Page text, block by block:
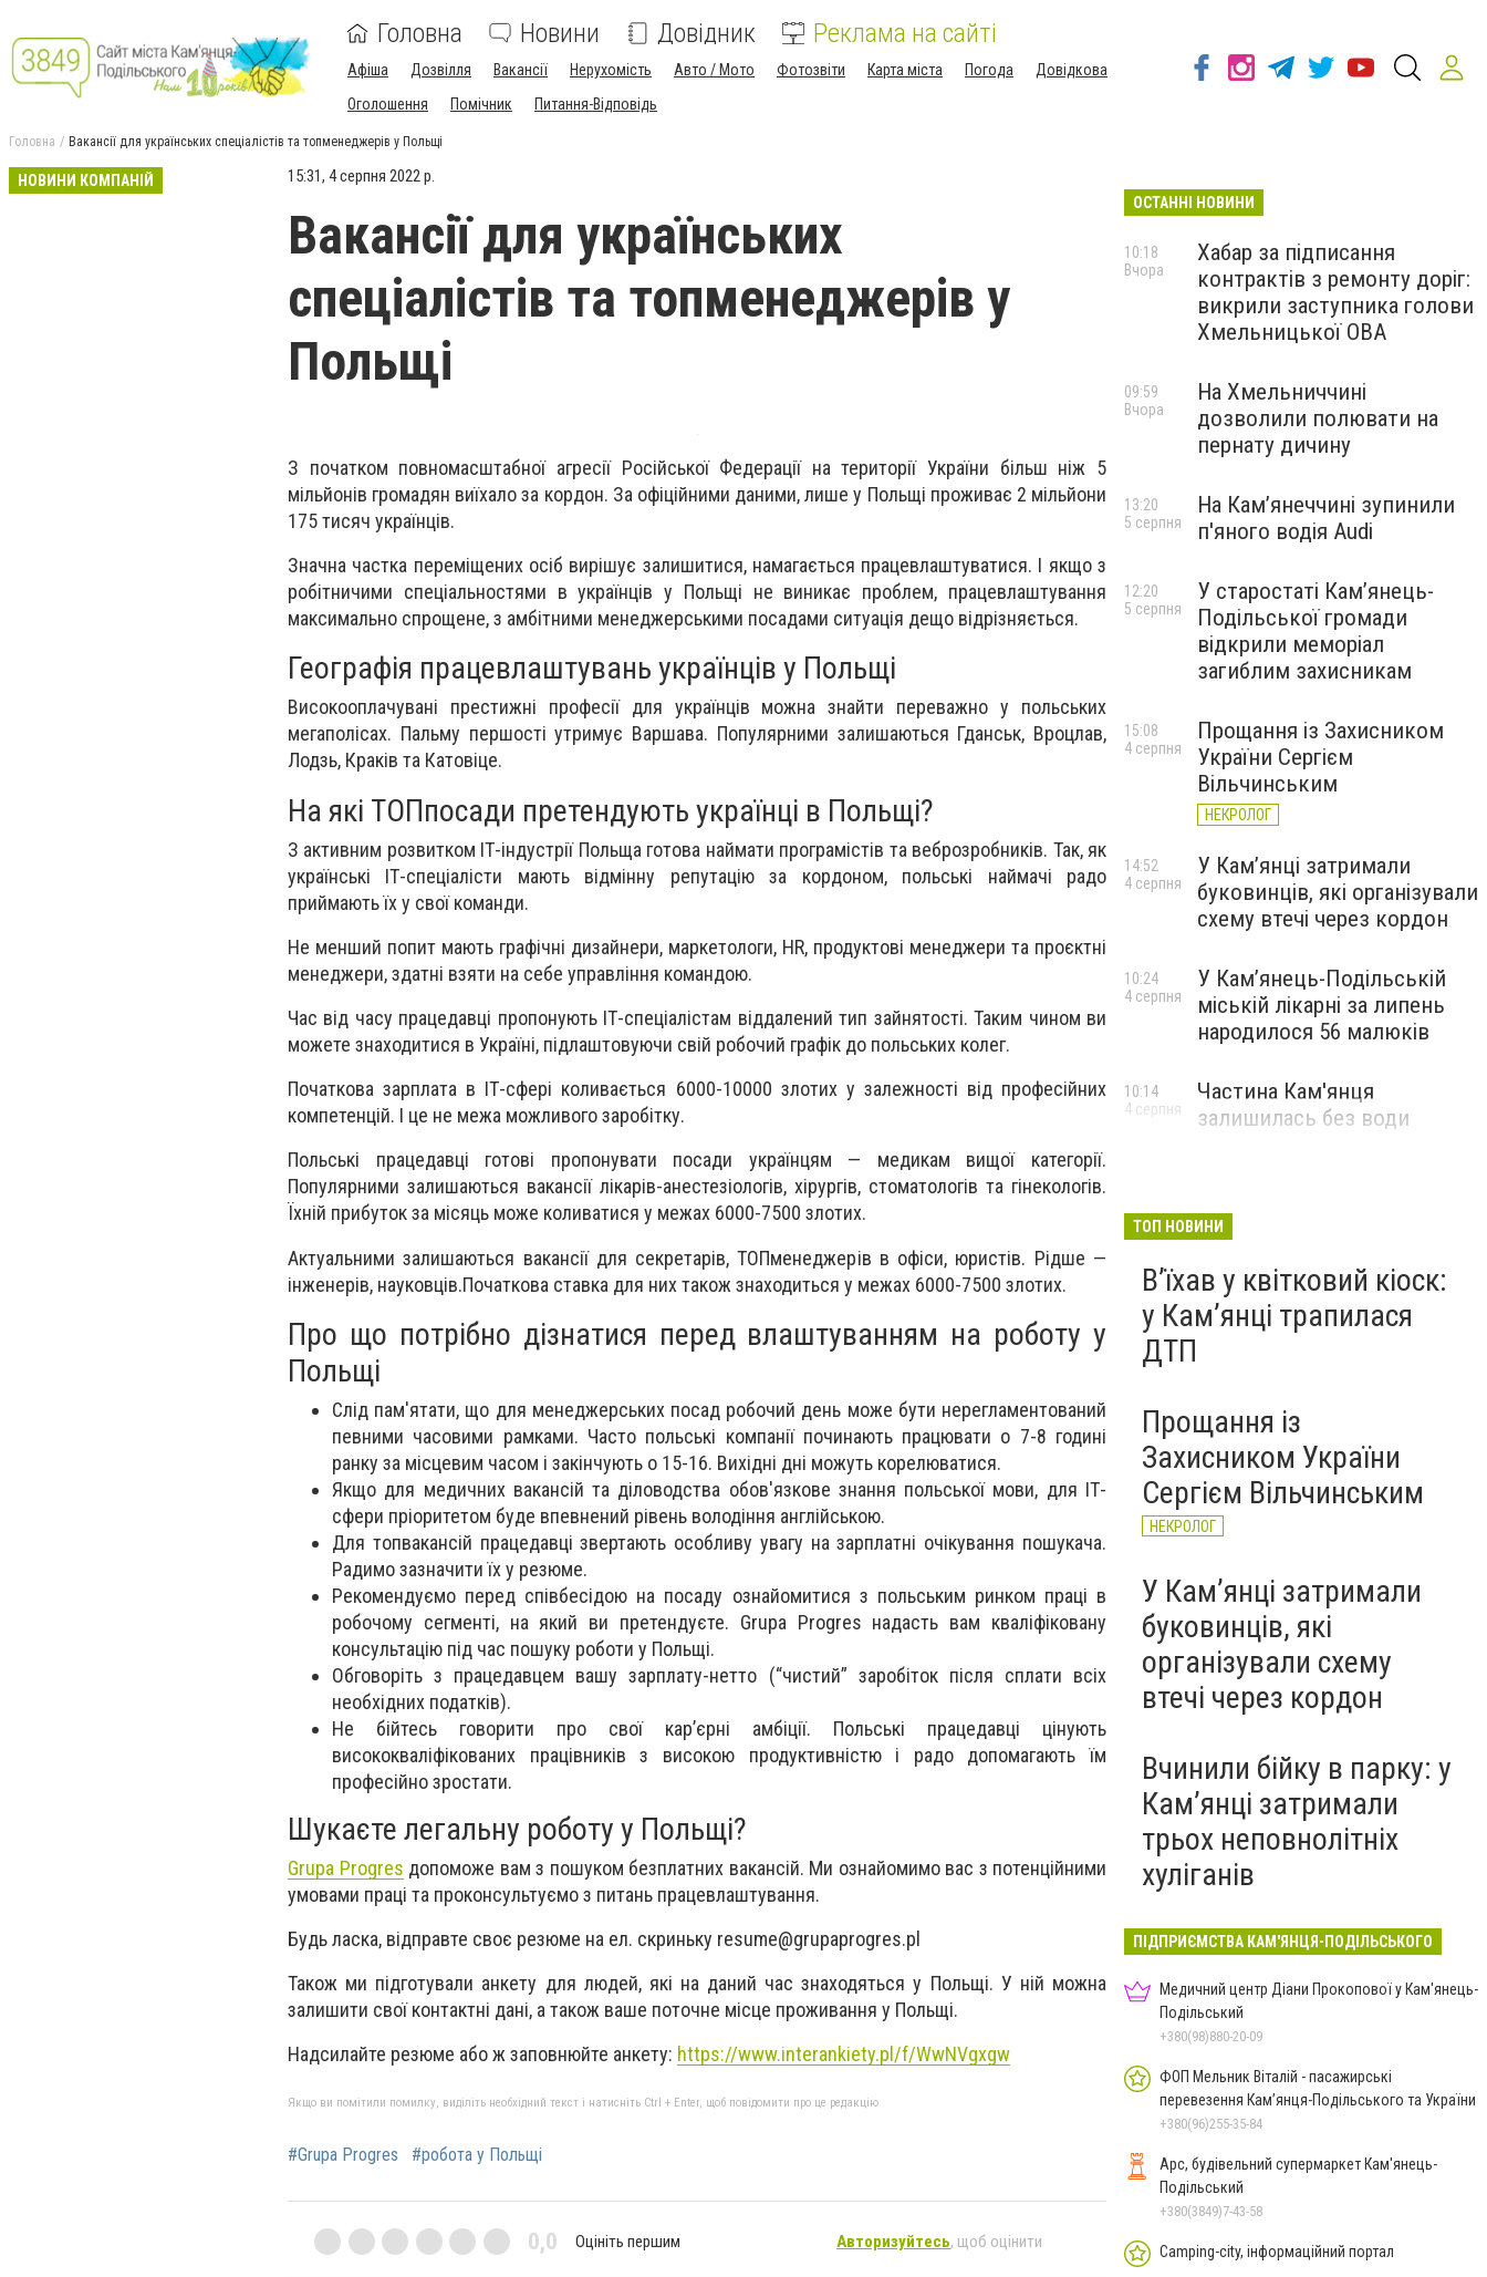
Головна Новини Довідник Реклама на сайті
Афіша Дозвілля Вакансії Нерухомість Авто / Мото Фотозвіти Карта міста Погода
Довідкова
Оголошення
Помічник Питання-Відповідь
Головна Вакансії для українських спеціалістів та топменеджерів у Польщі
НОВИНИ КОМПАНІЙ 15:31, 4 серпня 2022 р.
Вакансії для українських
спеціалістів та топменеджерів у
Польщі
З початком повномасштабної агресії Російської Федерації на території України більш ніж 5
мільйонів громадян виїхало за кордон. За офіційними даними, лише у Польщі проживає 2 мільйони
175 тисяч українців.
Значна частка переміщених осіб вирішує залишитися, намагається працевлаштуватися. І якщо з
робітничими спеціальностями в українців у Польщі не виникає проблем, працевлаштування
максимально спрощене, з амбітними менеджерськими посадами ситуація дещо відрізняється.
Географія працевлаштувань українців у Польщі
Високооплачувані престижні професії для українців можна знайти переважно у польських
мегаполісах. Пальму першості утримує Варшава. Популярними залишаються Гданськ, Вроцлав,
Лодзь, Краків та Катовіце.
На які ТОПпосади претендують українці в Польщі?
З активним розвитком ІТ-індустрії Польща готова наймати програмістів та веброзробників. Так, як
українські ІТ-спеціалісти мають відмінну репутацію за кордоном, польські наймачі радо
приймають їх у свої команди.
Не менший попит мають графічні дизайнери, маркетологи, HR, продуктові менеджери та проєктні
менеджери, здатні взяти на себе управління командою.
Час від часу працедавці пропонують ІТ-спеціалістам віддалений тип зайнятості. Таким чином ви
можете знаходитися в Україні, підлаштовуючи свій робочий графік до польських колег.
Початкова зарплата в ІТ-сфері коливається 6000-10000 злотих у залежності від професійних
компетенцій. І це не межа можливого заробітку.
Польські працедавці готові пропонувати посади українцям — медикам вищої категорії.
Популярними залишаються вакансії лікарів-анестезіологів, хірургів, стоматологів та гінекологів.
Їхній прибуток за місяць може коливатися у межах 6000-7500 злотих.
Актуальними залишаються вакансії для секретарів, ТОПменеджерів в офіси, юристів. Рідше —
інженерів, науковців.Початкова ставка для них також знаходиться у межах 6000-7500 злотих.
Про що потрібно дізнатися перед влаштуванням на роботу у
Польщі
Слід пам'ятати, що для менеджерських посад робочий день може бути нерегламентований
певними часовими рамками. Часто польські компанії починають працювати о 7-8 годині
ранку за місцевим часом і закінчують о 15-16. Вихідні дні можуть корелюватися.
Якщо для медичних вакансій та діловодства обов'язкове знання польської мови, для ІТ-
сфери пріоритетом буде впевнений рівень володіння англійською.
Для топвакансій працедавці звертають особливу увагу на зарплатні очікування пошукача.
Радимо зазначити їх у резюме.
Рекомендуємо перед співбесідою на посаду ознайомитися з польським ринком праці в
робочому сегменті, на який ви претендуєте. Grupa Progres надасть вам кваліфіковану
консультацію під час пошуку роботи у Польщі.
Обговоріть з працедавцем вашу зарплату-нетто (“чистий” заробіток після сплати всіх
необхідних податків).
Не бійтесь говорити про свої кар’єрні амбіції. Польські працедавці цінують
висококваліфікованих працівників з високою продуктивністю і радо допомагають їм
професійно зростати.
Шукаєте легальну роботу у Польщі?
Grupa Progres допоможе вам з пошуком безплатних вакансій. Ми ознайомимо вас з потенційними
умовами праці та проконсультуємо з питань працевлаштування.
Будь ласка, відправте своє резюме на ел. скриньку resume@grupaprogres.pl
Також ми підготували анкету для людей, які на даний час знаходяться у Польщі. У ній можна
залишити свої контактні дані, а також ваше поточне місце проживання у Польщі.
Надсилайте резюме або ж заповнюйте анкету: https://www.interankiety.pl/f/WwNVgxgw
Якщо ви помітили помилку, виділіть необхідний текст і натисніть Ctrl + Enter, щоб повідомити про це редакцію
#Grupa Progres #робота у Польщі
0,0 Оцініть першим Авторизуйтесь, щоб оцінити
ОСТАННІ НОВИНИ
Хабар за підписання
контрактів з ремонту доріг:
викрили заступника голови
Хмельницької ОВА
10:18
Вчора
На Хмельниччині
дозволили полювати на
пернату дичину
09:59
Вчора
На Камʼянеччині зупинили
п'яного водія Audi
13:20
5 серпня
У старостаті Кам’янець-
Подільської громади
відкрили меморіал
загиблим захисникам
12:20
5 серпня
Прощання із Захисником
України Сергієм
Вільчинським
НЕКРОЛОГ
15:08
4 серпня
У Кам’янці затримали
буковинців, які організували
схему втечі через кордон
14:52
4 серпня
У Кам’янець-Подільській
міській лікарні за липень
народилося 56 малюків
10:24
4 серпня
Частина Кам'янця
залишилась без води
10:14
4 серпня
ТОП НОВИНИ
Вʼїхав у квітковий кіоск:
у Камʼянці трапилася
ДТП
Прощання із
Захисником України
Сергієм Вільчинським
НЕКРОЛОГ
У Кам’янці затримали
буковинців, які
організували схему
втечі через кордон
Вчинили бійку в парку: у
Кам’янці затримали
трьох неповнолітніх
хуліганів
ПІДПРИЄМСТВА КАМ'ЯНЦЯ-ПОДІЛЬСЬКОГО
Медичний центр Діани Прокопової у Кам'янець-
Подільський
+380(98)880-20-09
ФОП Мельник Віталій - пасажирські
перевезення Кам’янця-Подільського та України
+380(96)255-35-84
Арс, будівельний супермаркет Кам'янець-
Подільський
+380(3849)7-43-58
Camping-city, інформаційний портал